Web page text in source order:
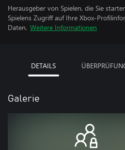
Herausgeber von Spielen, die Sie
Spielens Zugriff auf Ihre Xbox-
Daten. Weitere Informationen
DETAILS
Galerie